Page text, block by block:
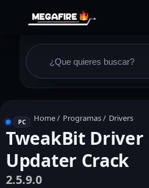
PC Home/ Programas/ Drivers
TweakBit Driver
Updater Crack
2.5.9.0